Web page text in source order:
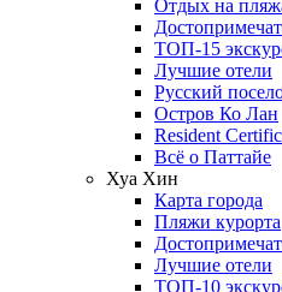
Отдых на
ТОП-15
Лучшие отели
Русский
Остров Ко Лан
Resident
Всё о Паттайе
Хуа Хин
Карта города
Пляжи курорта
Лучшие отели
ТОП-10